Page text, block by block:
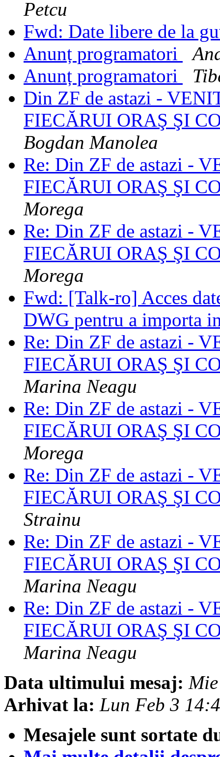
Petcu
Fwd: Date libere de la
Anunț programatori
Anunț programatori
Din ZF de astazi -
FIECĂRUI ORAŞ ŞI
Bogdan Manolea
Re: Din ZF de astazi -
FIECĂRUI ORAŞ ŞI
Morega
Re: Din ZF de astazi -
FIECĂRUI ORAŞ ŞI
Morega
Fwd: [Talk-ro] Acces
DWG pentru a importa
Re: Din ZF de astazi -
FIECĂRUI ORAŞ ŞI
Marina Neagu
Re: Din ZF de astazi -
FIECĂRUI ORAŞ ŞI
Morega
Re: Din ZF de astazi -
FIECĂRUI ORAŞ ŞI
Strainu
Re: Din ZF de astazi -
FIECĂRUI ORAŞ ŞI
Marina Neagu
Re: Din ZF de astazi -
FIECĂRUI ORAŞ ŞI
Marina Neagu
Data ultimului mesaj:
Arhivat la: Lun Feb 3
Mesajele sunt sortate